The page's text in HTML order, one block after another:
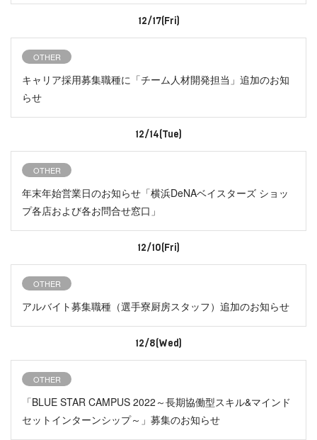
12/17(Fri)
OTHER
キャリア採用募集職種に「チーム人材開発担当」追加のお知
らせ
12/14(Tue)
OTHER
年末年始営業日のお知らせ「横浜DeNAベイスターズ ショッ
プ各店および各お問合せ窓口」
12/10(Fri)
OTHER
アルバイト募集職種（選手寮厨房スタッフ）追加のお知らせ
12/8(Wed)
OTHER
「BLUE STAR CAMPUS 2022～長期協働型スキル&マインド
セットインターンシップ～」募集のお知らせ